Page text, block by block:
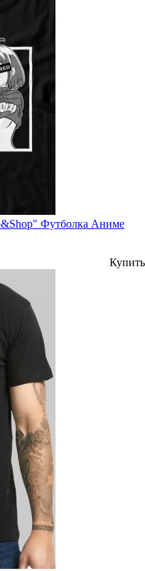
Футболка Аниме
Купить